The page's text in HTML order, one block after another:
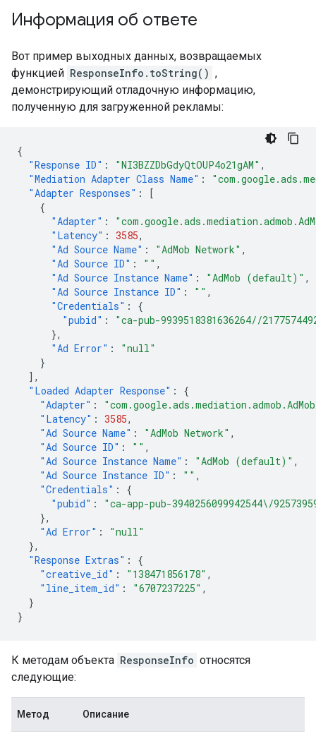
Информация об ответе
Вот пример выходных данных, возвращаемых
функцией ResponseInfo.toString() ,
демонстрирующий отладочную информацию,
полученную для загруженной рекламы:
{
"Response ID" : "NI3BZZDbGdyQtOUP4o21gAM" ,
"Mediation Adapter Class Name" :
"Adapter Responses" :
[
{
"Adapter" :
"Latency" : 3585,
"Ad Source Name" : "AdMob Network" ,
"Ad Source ID" : "" ,
"Ad Source Instance Name" : "AdMob (default)" ,
"Ad Source Instance ID" : "" ,
"Credentials" :
{
"pubid" :
"ca-pub-9939518381636264//
},
"Ad Error" :
"null"
}
],
"Loaded Adapter Response" :
{
"Adapter" :
"Latency" : 3585,
"Ad Source Name" : "AdMob Network" ,
"Ad Source ID" : "" ,
"Ad Source Instance Name" : "AdMob (default)" ,
"Ad Source Instance ID" : "" ,
"Credentials" :
{
"pubid" :
"ca-app-pub-3940256099942544\/
},
"Ad Error" :
"null"
},
"Response Extras" :
{
"creative_id" : "138471856178" ,
"line_item_id" : "6707237225" ,
}
}
К методам объекта ResponseInfo относятся
следующие:
Метод Описание